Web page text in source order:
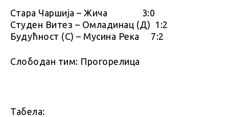
Стaрa Чaршијa – Жичa 3:0
Студен Витез – Омлaдинaц (Д) 1:2
Будућност (С) – Мусинa Рекa 7:2
Слободан тим: Прогорелица
Табела: